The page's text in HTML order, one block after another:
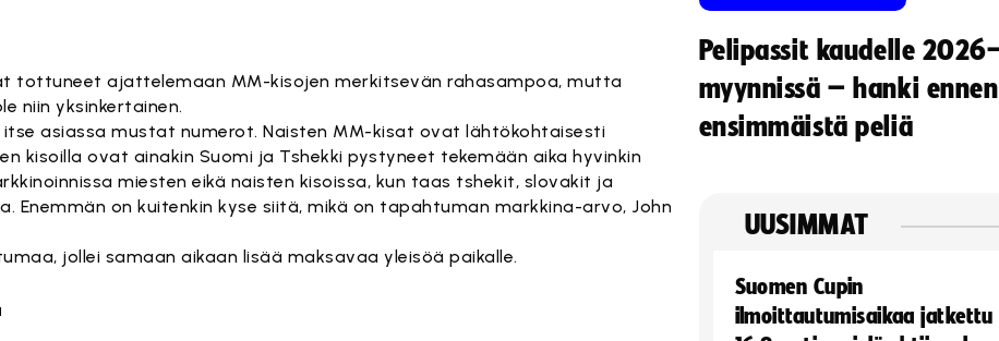
tottuneet ajattelemaan MM-kisojen merkitsevän rahasampoa, mutta
niin yksinkertainen.
asiassa mustat numerot. Naisten MM-kisat ovat lähtökohtaisesti
kisoilla ovat ainakin Suomi ja Tshekki pystyneet tekemään aika hyvinkin
miesten eikä naisten kisoissa, kun taas tshekit, slovakit ja
Enemmän on kuitenkin kyse siitä, mikä on tapahtuman markkina-arvo, John
jollei samaan aikaan lisää maksavaa yleisöä paikalle.
Pelipassit kaudelle
myynnissä – hanki ennen
ensimmäistä peliä
UUSIMMAT
Suomen Cupin
ilmoittautumisaikaa jatkettu